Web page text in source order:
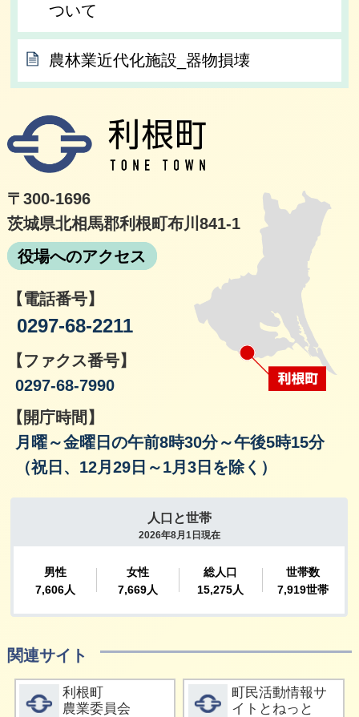
ついて
農林業近代化施設_器物損壊
〒300-1696
茨城県北相馬郡利根町布川841-1
役場へのアクセス
【電話番号】
0297-68-2211
【ファクス番号】
0297-68-7990
【開庁時間】
月曜～金曜日の午前8時30分～午後5時15分
（祝日、12月29日～1月3日を除く）
関連サイト
詳細をみる
利根町
農業委員会
詳細をみる
町民活動情報サ
イトとねっと